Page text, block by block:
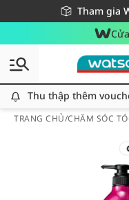
Tham gia
Miễn phí giao
Giao hàng nhanh
Thu thập thêm
TRANG CHỦ/CHĂM SÓC